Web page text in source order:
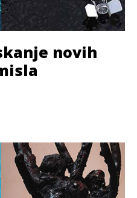
novih